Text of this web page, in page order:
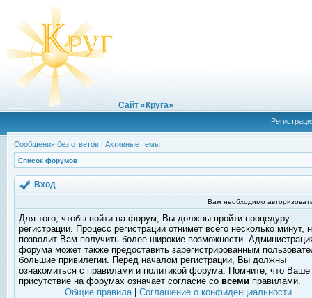
Сайт «Круга»
Сообщения без ответов | Активные темы
Список форумов
Вход
Вам необходимо
Для того, чтобы войти на форум, Вы должны пройти процедуру
регистрации. Процесс регистрации отнимет всего несколько минут,
позволит Вам получить более широкие возможности.
форума может также предоставить зарегистрированным
большие привилегии. Перед началом регистрации, Вы должны
ознакомиться с правилами и политикой форума. Помните, что Ваше
присутствие на форумах означает согласие со всеми правилами.
Общие правила| Соглашение о конфиденциальности